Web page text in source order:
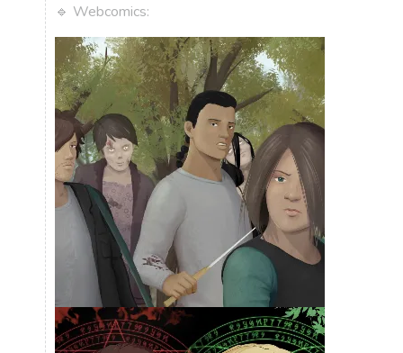
🔹 Webcomics: